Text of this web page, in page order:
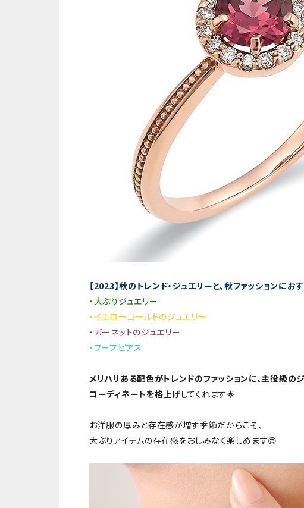
【2023】秋のトレンド・ジュエリーと、秋ファッションにお
・大ぶりジュエリー
・イエローゴールドのジュエリー
・ガーネットのジュエリー
・フープピアス
メリハリある配色がトレンドのファッションに、主役級の
コーディネートを格上げしてくれます🌟
お洋服の厚みと存在感が増す季節だからこそ、
大ぶりアイテムの存在感をおしみなく楽しめます😍